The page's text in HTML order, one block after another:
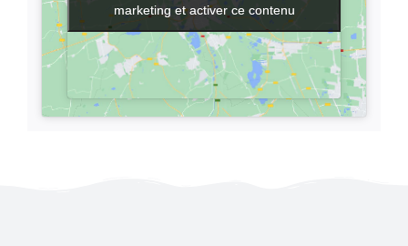
marketing et activer ce contenu
marketing et activer ce contenu